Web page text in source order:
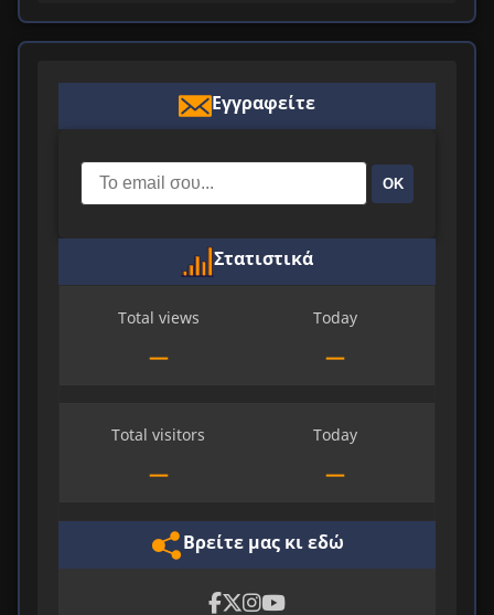
Εγγραφείτε
ΟΚ
Στατιστικά
Total views
—
Today
—
Total visitors
—
Today
—
Βρείτε μας κι εδώ